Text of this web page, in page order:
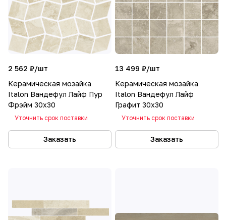
2 562 ₽/шт
Керамическая мозайка
Italon Вандефул Лайф Пур
Фрэйм 30x30
Уточнить срок поставки
Заказать
13 499 ₽/шт
Керамическая мозайка
Italon Вандефул Лайф
Графит 30x30
Уточнить срок поставки
Заказать